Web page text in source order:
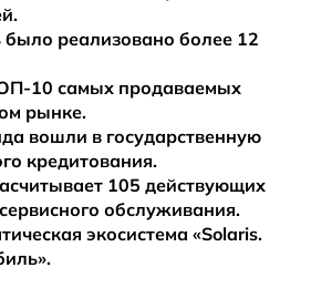
реализовано более 12
10 самых продаваемых
рынке.
вошли в государственную
кредитования.
105 действующих
обслуживания.
экосистема «Solaris.